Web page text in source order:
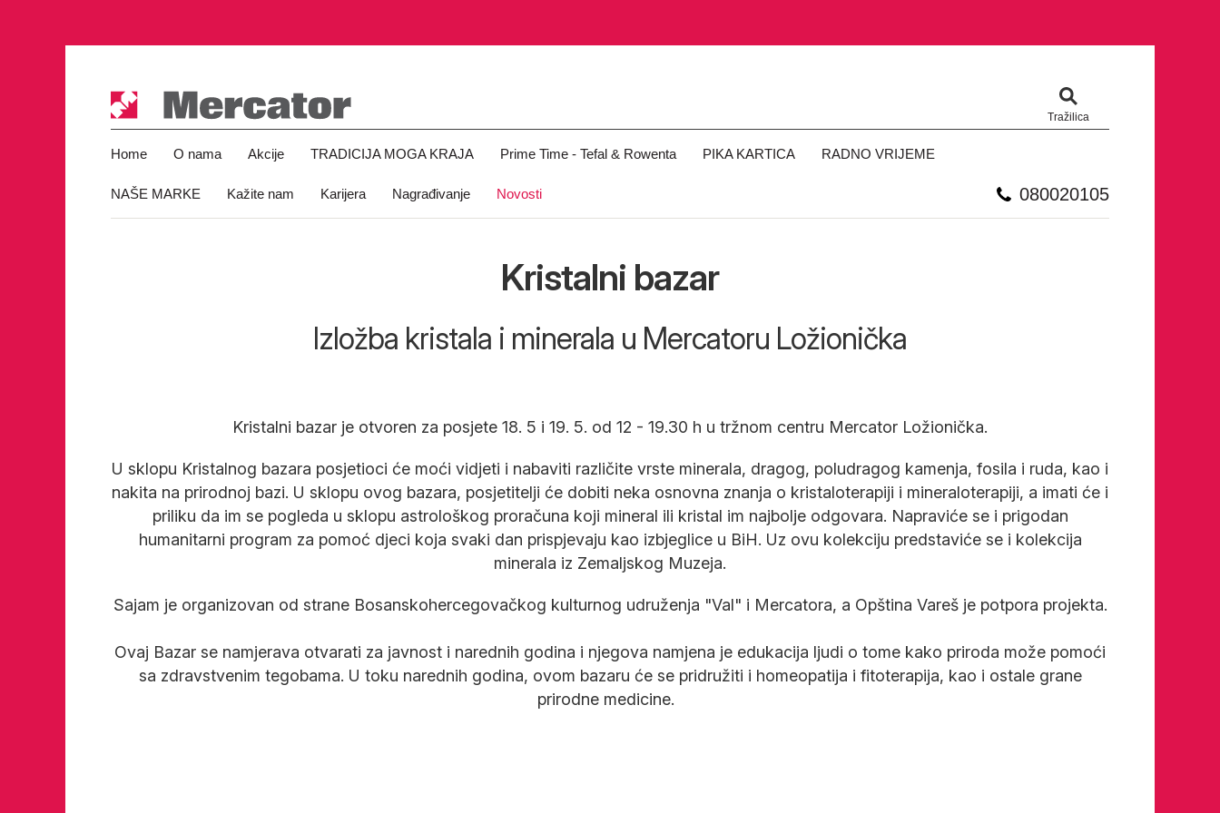
Tražilica
Home O nama Akcije TRADICIJA MOGA KRAJA Prime Time - Tefal & Rowenta PIKA KARTICA RADNO VRIJEME
NAŠE MARKE Kažite nam Karijera Nagrađivanje Novosti 080020105
Kristalni bazar
Izložba kristala i minerala u Mercatoru Ložionička
Kristalni bazar je otvoren za posjete 18. 5 i 19. 5. od 12 - 19.30 h u tržnom centru Mercator Ložionička.
U sklopu Kristalnog bazara posjetioci će moći vidjeti i nabaviti različite vrste minerala, dragog, poludragog kamenja, fosila i ruda, kao i
nakita na prirodnoj bazi. U sklopu ovog bazara, posjetitelji će dobiti neka osnovna znanja o kristaloterapiji i mineraloterapiji, a imati će i
priliku da im se pogleda u sklopu astrološkog proračuna koji mineral ili kristal im najbolje odgovara. Napraviće se i prigodan
humanitarni program za pomoć djeci koja svaki dan prispjevaju kao izbjeglice u BiH. Uz ovu kolekciju predstaviće se i kolekcija
minerala iz Zemaljskog Muzeja.
Sajam je organizovan od strane Bosanskohercegovačkog kulturnog udruženja "Val" i Mercatora, a Opština Vareš je potpora projekta.
Ovaj Bazar se namjerava otvarati za javnost i narednih godina i njegova namjena je edukacija ljudi o tome kako priroda može pomoći
sa zdravstvenim tegobama. U toku narednih godina, ovom bazaru će se pridružiti i homeopatija i fitoterapija, kao i ostale grane
prirodne medicine.